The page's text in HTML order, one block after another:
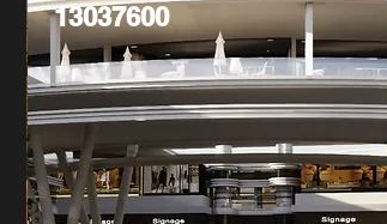
13037600